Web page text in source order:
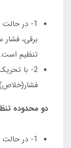
1- در
تنظیم است.
2- با
دو محدوده
1- در